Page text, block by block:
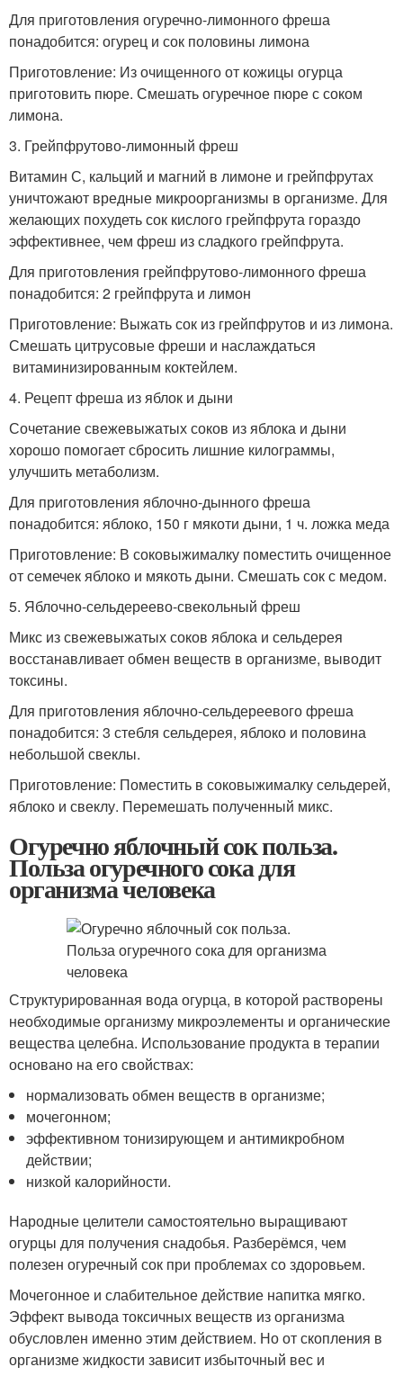
Для приготовления огуречно-лимонного фреша
понадобится: огурец и сок половины лимона
Приготовление: Из очищенного от кожицы огурца
приготовить пюре. Смешать огуречное пюре с соком
лимона.
3. Грейпфрутово-лимонный фреш
Витамин С, кальций и магний в лимоне и грейпфрутах
уничтожают вредные микроорганизмы в организме. Для
желающих похудеть сок кислого грейпфрута гораздо
эффективнее, чем фреш из сладкого грейпфрута.
Для приготовления грейпфрутово-лимонного фреша
понадобится: 2 грейпфрута и лимон
Приготовление: Выжать сок из грейпфрутов и из лимона.
Смешать цитрусовые фреши и наслаждаться
витаминизированным коктейлем.
4. Рецепт фреша из яблок и дыни
Сочетание свежевыжатых соков из яблока и дыни
хорошо помогает сбросить лишние килограммы,
улучшить метаболизм.
Для приготовления яблочно-дынного фреша
понадобится: яблоко, 150 г мякоти дыни, 1 ч. ложка меда
Приготовление: В соковыжималку поместить очищенное
от семечек яблоко и мякоть дыни. Смешать сок с медом.
5. Яблочно-сельдереево-свекольный фреш
Микс из свежевыжатых соков яблока и сельдерея
восстанавливает обмен веществ в организме, выводит
токсины.
Для приготовления яблочно-сельдереевого фреша
понадобится: 3 стебля сельдерея, яблоко и половина
небольшой свеклы.
Приготовление: Поместить в соковыжималку сельдерей,
яблоко и свеклу. Перемешать полученный микс.
Огуречно яблочный сок польза.
Польза огуречного сока для
организма человека
Структурированная вода огурца, в которой растворены
необходимые организму микроэлементы и органические
вещества целебна. Использование продукта в терапии
основано на его свойствах:
нормализовать обмен веществ в организме;
мочегонном;
эффективном тонизирующем и антимикробном
действии;
низкой калорийности.
Народные целители самостоятельно выращивают
огурцы для получения снадобья. Разберёмся, чем
полезен огуречный сок при проблемах со здоровьем.
Мочегонное и слабительное действие напитка мягко.
Эффект вывода токсичных веществ из организма
обусловлен именно этим действием. Но от скопления в
организме жидкости зависит избыточный вес и